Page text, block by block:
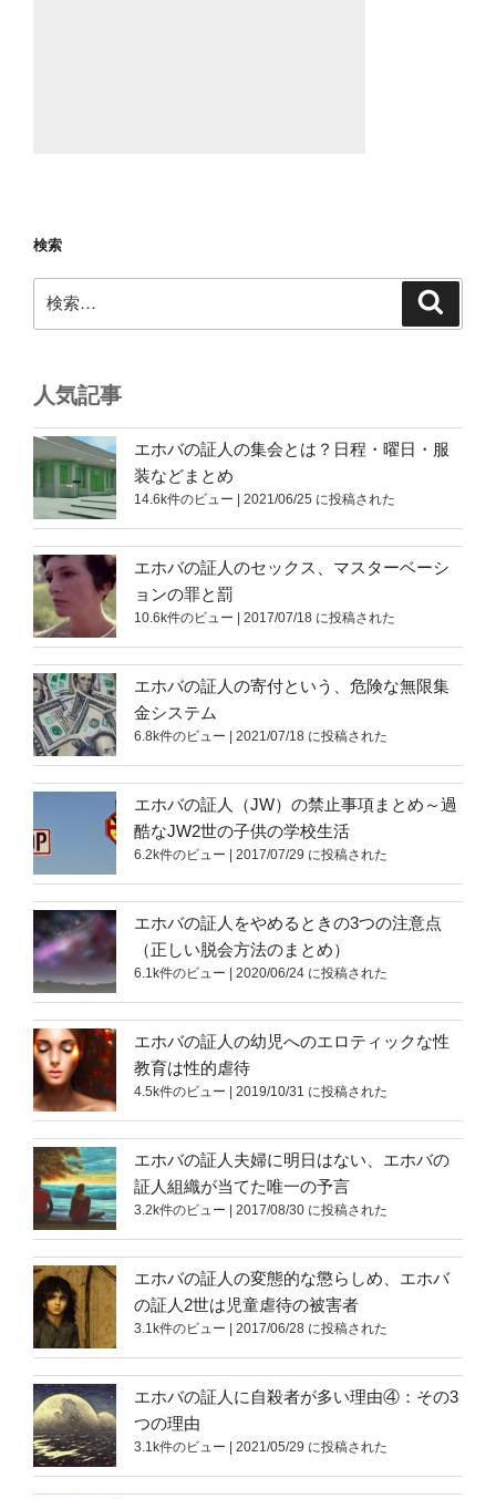
検索
索:
人気記事
エホバの証人の集会とは？日程・曜日・服
装などまとめ
14.6k件のビュー 2021/06/25 に投稿された
エホバの証人のセックス、マスターベーシ
ョンの罪と罰
10.6k件のビュー 2017/07/18 に投稿された
エホバの証人の寄付という、危険な無限集
金システム
6.8k件のビュー 2021/07/18 に投稿された
エホバの証人（JW）の禁止事項まとめ～過
酷なJW2世の子供の学校生活
6.2k件のビュー 2017/07/29 に投稿された
エホバの証人をやめるときの3つの注意点
（正しい脱会方法のまとめ）
6.1k件のビュー 2020/06/24 に投稿された
エホバの証人の幼児へのエロティックな性
教育は性的虐待
4.5k件のビュー 2019/10/31 に投稿された
エホバの証人夫婦に明日はない、エホバの
証人組織が当てた唯一の予言
3.2k件のビュー 2017/08/30 に投稿された
エホバの証人の変態的な懲らしめ、エホバ
の証人2世は児童虐待の被害者
3.1k件のビュー 2017/06/28 に投稿された
エホバの証人に自殺者が多い理由④：その3
つの理由
3.1k件のビュー 2021/05/29 に投稿された